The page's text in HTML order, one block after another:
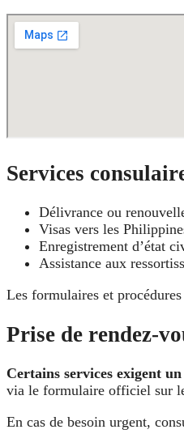
Services
Délivrance ou
Visas vers les
Enregistrement d’état
Assistance aux
Les formulaires et
Prise de rendez-
Certains services exigent
via le formulaire officiel sur
En cas de besoin urgent,